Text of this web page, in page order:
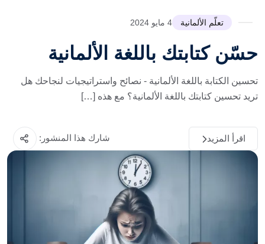
تعلّم الألمانية 4 مايو 2024
حسّن كتابتك باللغة الألمانية
تحسين الكتابة باللغة الألمانية - نصائح واستراتيجيات لنجاحك هل
تريد تحسين كتابتك باللغة الألمانية؟ مع هذه […]
اقرأ المزيد شارك هذا المنشور: